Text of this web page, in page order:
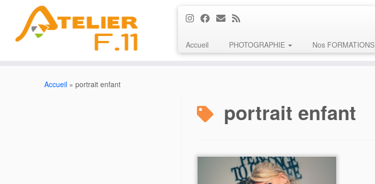
Accueil PHOTOGRAPHIE Nos FORMATIONS
Accueil » portrait enfant
portrait enfant